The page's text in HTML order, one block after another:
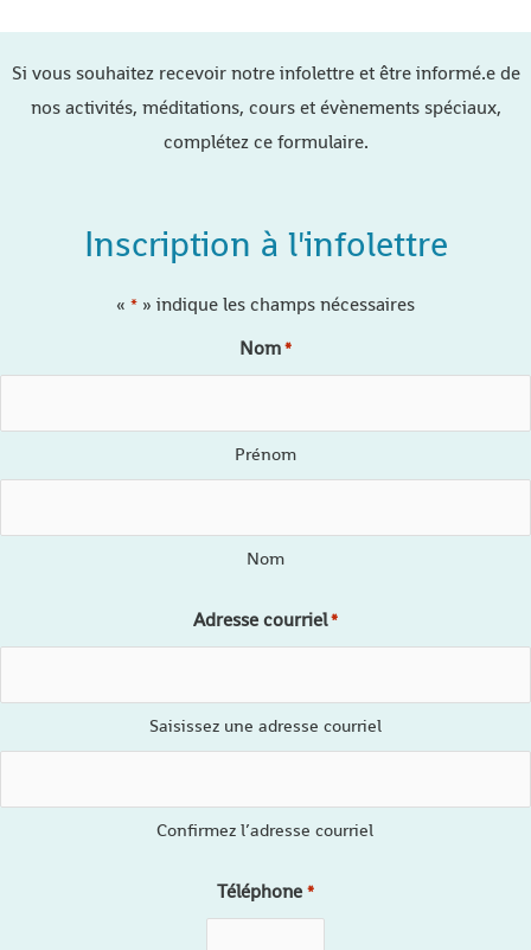
Si vous souhaitez recevoir notre infolettre et être informé.e de
nos activités, méditations, cours et évènements spéciaux,
complétez ce formulaire.
Inscription à l'infolettre
« * » indique les champs nécessaires
Nom*
Prénom
Nom
Adresse courriel*
Saisissez une adresse courriel
Confirmez l’adresse courriel
Téléphone *